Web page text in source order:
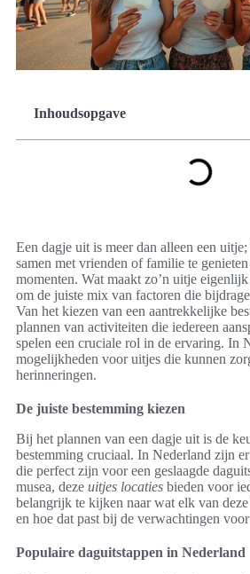
Inhoudsopgave
Een dagje uit is meer dan alleen een
samen met vrienden of familie te
momenten. Wat maakt zo’n uitje
om de juiste mix van factoren die
Van het kiezen van een aantrekkelijke
plannen van activiteiten die iedereen
spelen een cruciale rol in de ervaring. In
mogelijkheden voor uitjes die kunnen
herinneringen.
De juiste bestemming kiezen
Bij het plannen van een dagje uit is de
bestemming cruciaal. In Nederland zijn
die perfect zijn voor een geslaagde
musea, deze uitjes locaties bieden voor
belangrijk te kijken naar wat elk van
en hoe dat past bij de verwachtingen
Populaire daguitstappen in Nederland